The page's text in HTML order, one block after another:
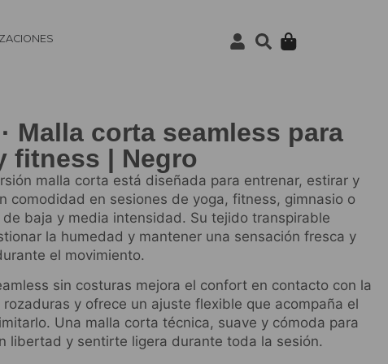
Malla corta seamless para
fitness | Negro
malla corta está diseñada para entrenar, estirar y
comodidad en sesiones de yoga, fitness, gimnasio o
baja y media intensidad. Su tejido transpirable
la humedad y mantener una sensación fresca y
el movimiento.
sin costuras mejora el confort en contacto con la
rozaduras y ofrece un ajuste flexible que acompaña el
Una malla corta técnica, suave y cómoda para
libertad y sentirte ligera durante toda la sesión.